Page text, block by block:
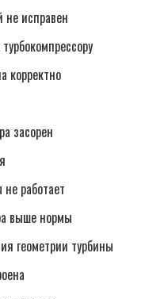
не исправен
корректно
засорен
работает
выше нормы
геометрии турбины